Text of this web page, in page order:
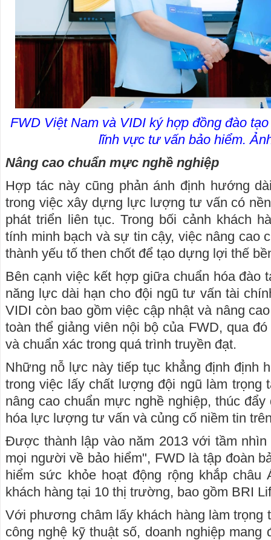
FWD Việt Nam và VIDI ký hợp đồng đào
lĩnh vực tư vấn bảo hiểm.
Nâng cao chuẩn mực nghề nghiệp
Hợp tác này cũng phản ánh định hướng
trong việc xây dựng lực lượng tư vấn có
phát triển liên tục. Trong bối cảnh khách
tính minh bạch và sự tin cậy, việc nâng cao
thành yếu tố then chốt để tạo dựng lợi thế
Bên cạnh việc kết hợp giữa chuẩn hóa đào
năng lực dài hạn cho đội ngũ tư vấn tài
VIDI còn bao gồm việc cập nhật và nâng
toàn thể giảng viên nội bộ của FWD, qua
và chuẩn xác trong quá trình truyền đạt.
Những nỗ lực này tiếp tục khẳng định định
trong việc lấy chất lượng đội ngũ làm trọng
nâng cao chuẩn mực nghề nghiệp, thúc
hóa lực lượng tư vấn và củng cố niềm tin
Được thành lập vào năm 2013 với tầm nhìn
mọi người về bảo hiểm", FWD là tập đoàn
hiểm sức khỏe hoạt động rộng khắp châu
khách hàng tại 10 thị trường, bao gồm BRI
Với phương châm lấy khách hàng làm trọng
công nghệ kỹ thuật số, doanh nghiệp mang